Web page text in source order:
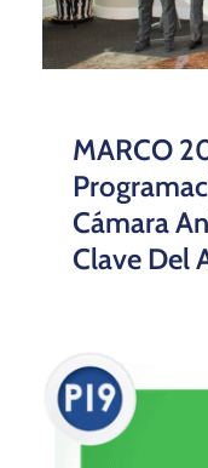
MARCO
Cámara
Clave Del